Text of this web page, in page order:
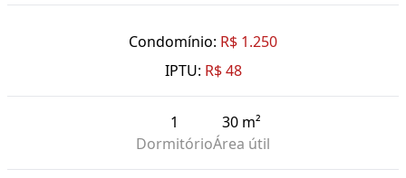
Condomínio: R$ 1.250
IPTU: R$ 48
1
Dormitório
30 m²
Área útil